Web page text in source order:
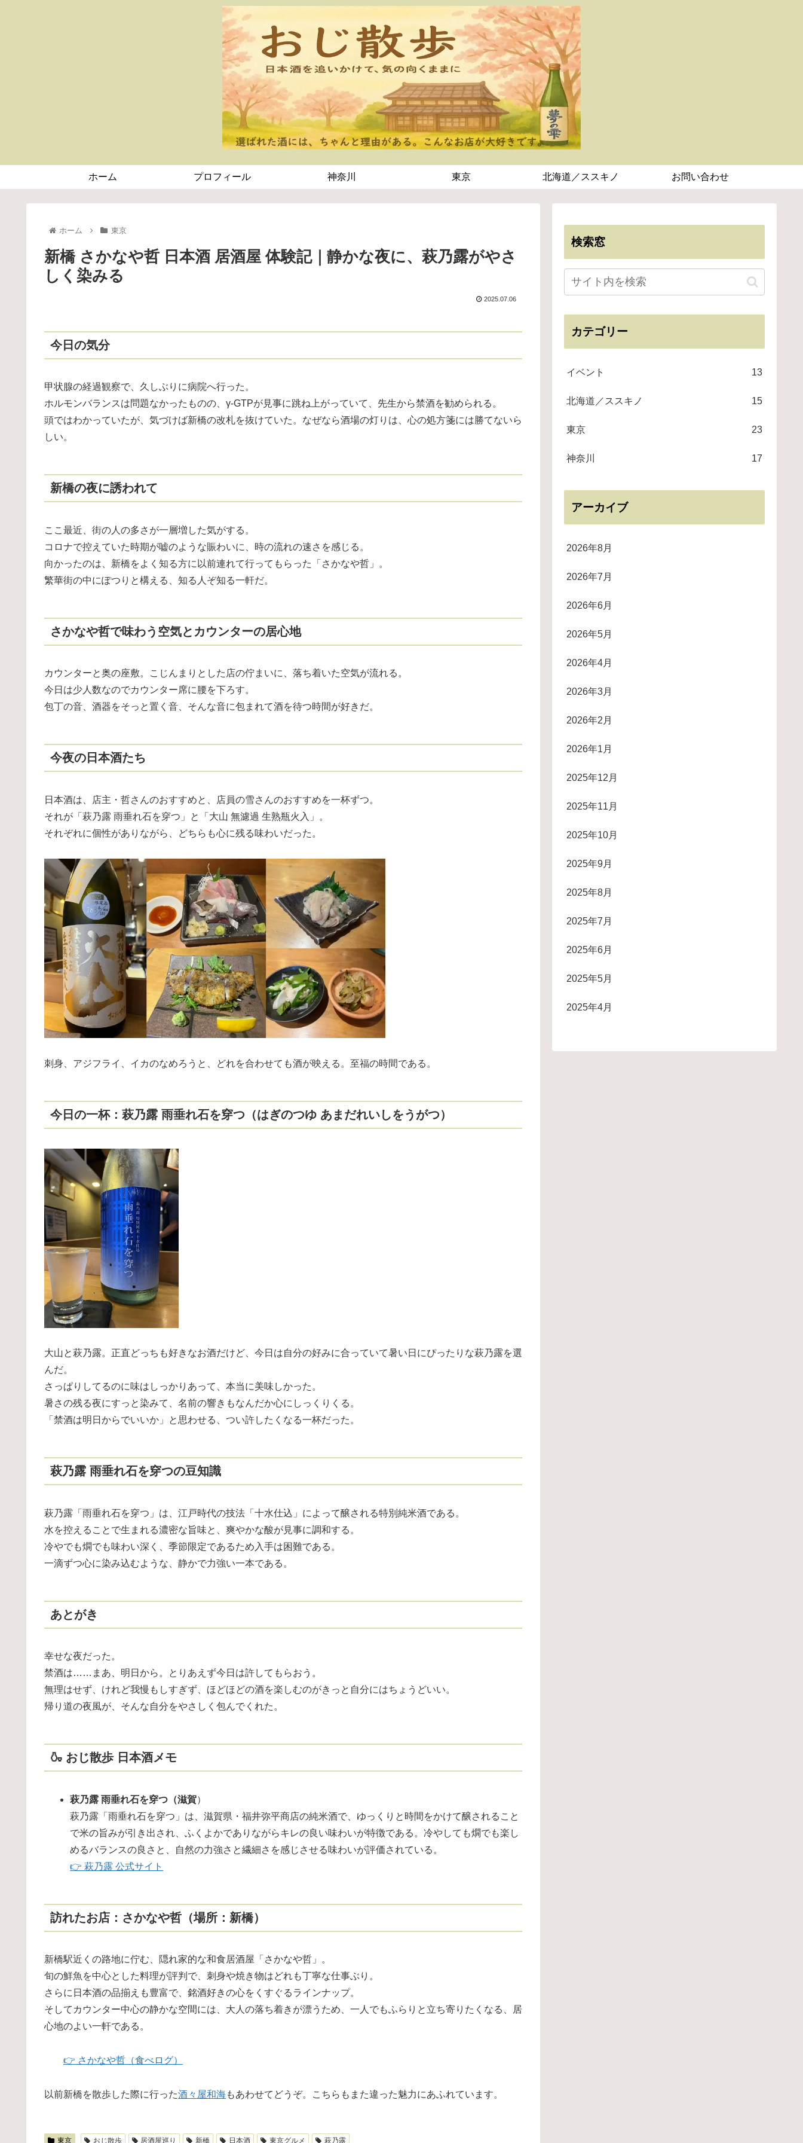
ホーム プロフィール 神奈川 東京 北海道／ススキノ お問い合わせ
ホーム 東京
新橋 さかなや哲 日本酒 居酒屋 体験記｜静かな夜に、萩乃露がやさ
しく染みる
2025.07.06
今日の気分
甲状腺の経過観察で、久しぶりに病院へ行った。
ホルモンバランスは問題なかったものの、γ-GTPが見事に跳ね上がっていて、先生から禁酒を勧められる。
頭ではわかっていたが、気づけば新橋の改札を抜けていた。なぜなら酒場の灯りは、心の処方箋には勝てないら
しい。
新橋の夜に誘われて
ここ最近、街の人の多さが一層増した気がする。
コロナで控えていた時期が嘘のような賑わいに、時の流れの速さを感じる。
向かったのは、新橋をよく知る方に以前連れて行ってもらった「さかなや哲」。
繁華街の中にぽつりと構える、知る人ぞ知る一軒だ。
さかなや哲で味わう空気とカウンターの居心地
カウンターと奥の座敷。こじんまりとした店の佇まいに、落ち着いた空気が流れる。
今日は少人数なのでカウンター席に腰を下ろす。
包丁の音、酒器をそっと置く音、そんな音に包まれて酒を待つ時間が好きだ。
今夜の日本酒たち
日本酒は、店主・哲さんのおすすめと、店員の雪さんのおすすめを一杯ずつ。
それが「萩乃露 雨垂れ石を穿つ」と「大山 無濾過 生熟瓶火入」。
それぞれに個性がありながら、どちらも心に残る味わいだった。
刺身、アジフライ、イカのなめろうと、どれを合わせても酒が映える。至福の時間である。
今日の一杯：萩乃露 雨垂れ石を穿つ（はぎのつゆ あまだれいしをうがつ）
大山と萩乃露。正直どっちも好きなお酒だけど、今日は自分の好みに合っていて暑い日にぴったりな萩乃露を選
んだ。
さっぱりしてるのに味はしっかりあって、本当に美味しかった。
暑さの残る夜にすっと染みて、名前の響きもなんだか心にしっくりくる。
「禁酒は明日からでいいか」と思わせる、つい許したくなる一杯だった。
萩乃露 雨垂れ石を穿つの豆知識
萩乃露「雨垂れ石を穿つ」は、江戸時代の技法「十水仕込」によって醸される特別純米酒である。
水を控えることで生まれる濃密な旨味と、爽やかな酸が見事に調和する。
冷やでも燗でも味わい深く、季節限定であるため入手は困難である。
一滴ずつ心に染み込むような、静かで力強い一本である。
あとがき
幸せな夜だった。
禁酒は……まあ、明日から。とりあえず今日は許してもらおう。
無理はせず、けれど我慢もしすぎず、ほどほどの酒を楽しむのがきっと自分にはちょうどいい。
帰り道の夜風が、そんな自分をやさしく包んでくれた。
🍶 おじ散歩 日本酒メモ
萩乃露 雨垂れ石を穿つ（滋賀）
萩乃露「雨垂れ石を穿つ」は、滋賀県・福井弥平商店の純米酒で、ゆっくりと時間をかけて醸されること
で米の旨みが引き出され、ふくよかでありながらキレの良い味わいが特徴である。冷やしても燗でも楽し
めるバランスの良さと、自然の力強さと繊細さを感じさせる味わいが評価されている。
👉萩乃露 公式サイト
訪れたお店：さかなや哲（場所：新橋）
新橋駅近くの路地に佇む、隠れ家的な和食居酒屋「さかなや哲」。
旬の鮮魚を中心とした料理が評判で、刺身や焼き物はどれも丁寧な仕事ぶり。
さらに日本酒の品揃えも豊富で、銘酒好きの心をくすぐるラインナップ。
そしてカウンター中心の静かな空間には、大人の落ち着きが漂うため、一人でもふらりと立ち寄りたくなる、居
心地のよい一軒である。
👉 さかなや哲（食べログ）
以前新橋を散歩した際に行った酒々屋和海もあわせてどうぞ。こちらもまた違った魅力にあふれています。
東京 おじ散歩 居酒屋巡り 新橋 日本酒 東京グルメ 萩乃露
検索窓
カテゴリー
イベント 13
北海道／ススキノ 15
東京 23
神奈川 17
アーカイブ
2026年8月
2026年7月
2026年6月
2026年5月
2026年4月
2026年3月
2026年2月
2026年1月
2025年12月
2025年11月
2025年10月
2025年9月
2025年8月
2025年7月
2025年6月
2025年5月
2025年4月